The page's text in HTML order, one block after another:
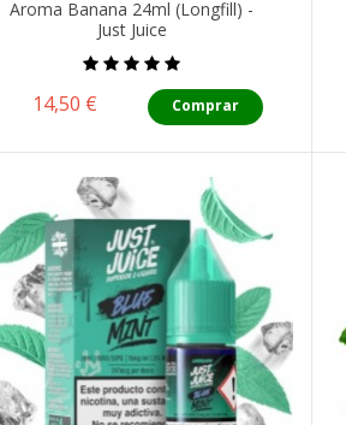
Aroma Banana 24ml (Longfill) -
Just Juice
Precio
14,50 € Comprar